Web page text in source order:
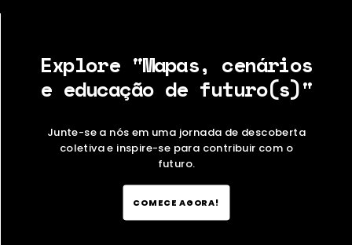
Explore "Mapas, cenários
e educação de futuro(s)"
Junte-se a nós em uma jornada de descoberta
coletiva e inspire-se para contribuir com o
futuro.
COMECE AGORA!